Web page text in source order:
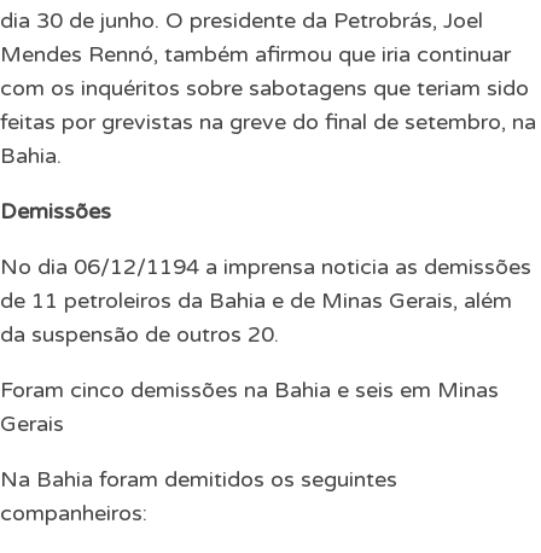
dia 30 de junho. O presidente da Petrobrás, Joel
Mendes Rennó, também afirmou que iria continuar
com os inquéritos sobre sabotagens que teriam sido
feitas por grevistas na greve do final de setembro, na
Bahia.
Demissões
No dia 06/12/1194 a imprensa noticia as demissões
de 11 petroleiros da Bahia e de Minas Gerais, além
da suspensão de outros 20.
Foram cinco demissões na Bahia e seis em Minas
Gerais
Na Bahia foram demitidos os seguintes
companheiros: